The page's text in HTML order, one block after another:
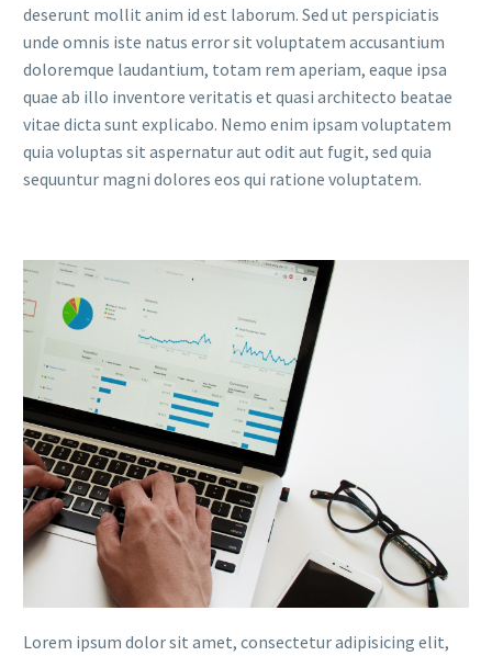
deserunt mollit anim id est laborum. Sed ut perspiciatis
unde omnis iste natus error sit voluptatem accusantium
doloremque laudantium, totam rem aperiam, eaque ipsa
quae ab illo inventore veritatis et quasi architecto beatae
vitae dicta sunt explicabo. Nemo enim ipsam voluptatem
quia voluptas sit aspernatur aut odit aut fugit, sed quia
sequuntur magni dolores eos qui ratione voluptatem.
Lorem ipsum dolor sit amet, consectetur adipisicing elit,